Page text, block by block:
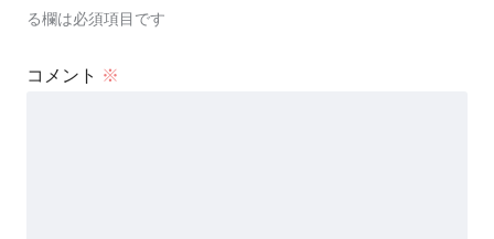
る欄は必須項目です
コメント ※